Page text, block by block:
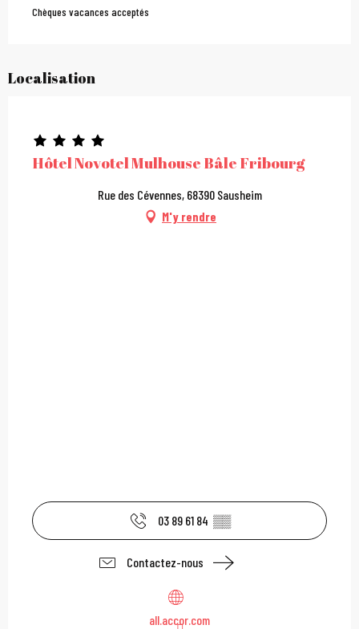
Chèques vacances acceptés
Localisation
Hôtel Novotel Mulhouse Bâle Fribourg
Rue des Cévennes, 68390 Sausheim
M'y rendre
03 89 61 84 ▒▒
Contactez-nous
all.accor.com